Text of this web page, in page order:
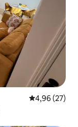
Gemiddelde
4,96 (27)